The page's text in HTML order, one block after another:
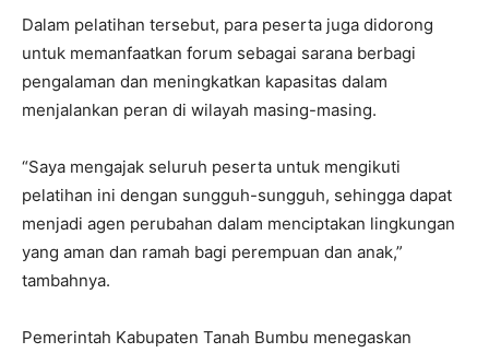
Dalam pelatihan tersebut, para peserta juga didorong
untuk memanfaatkan forum sebagai sarana berbagi
pengalaman dan meningkatkan kapasitas dalam
menjalankan peran di wilayah masing-masing.
“Saya mengajak seluruh peserta untuk mengikuti
pelatihan ini dengan sungguh-sungguh, sehingga dapat
menjadi agen perubahan dalam menciptakan lingkungan
yang aman dan ramah bagi perempuan dan anak,”
tambahnya.
Pemerintah Kabupaten Tanah Bumbu menegaskan